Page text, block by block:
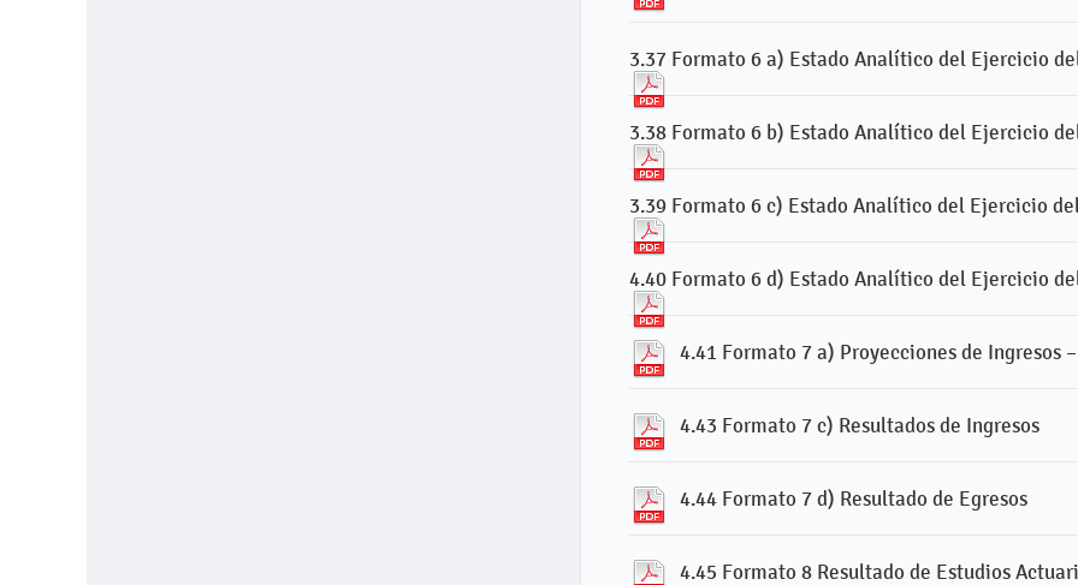
3.37 Formato 6 a) Estado Analítico del Ejercicio
3.38 Formato 6 b) Estado Analítico del Ejercicio
3.39 Formato 6 c) Estado Analítico del Ejercicio
4.40 Formato 6 d) Estado Analítico del Ejercicio
4.41 Formato 7 a) Proyecciones de Ingresos
4.43 Formato 7 c) Resultados de Ingresos
4.44 Formato 7 d) Resultado de Egresos
4.45 Formato 8 Resultado de Estudios